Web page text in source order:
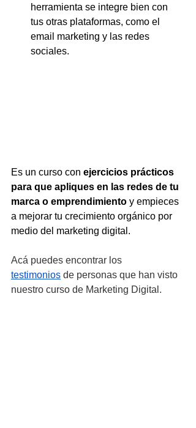
herramienta se integre bien con
tus otras plataformas, como el
email marketing y las redes
sociales.
Es un curso con ejercicios prácticos
para que apliques en las redes de tu
marca o emprendimiento y empieces
a mejorar tu crecimiento orgánico por
medio del marketing digital.
Acá puedes encontrar los
testimonios de personas que han visto
nuestro curso de Marketing Digital.